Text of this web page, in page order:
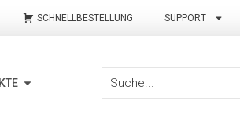
SCHNELLBESTELLUNG SUPPORT